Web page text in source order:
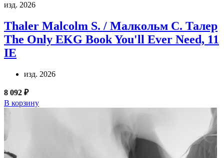
изд. 2026
Thaler Malcolm S. / Малкольм С. Талер
The Only EKG Book You'll Ever Need, 11
IE
изд. 2026
8 092 ₽
В корзину